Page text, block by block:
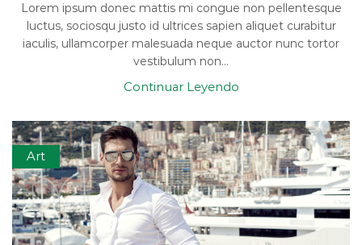
Lorem ipsum donec mattis mi congue non pellentesque
luctus, sociosqu justo id ultrices sapien aliquet curabitur
iaculis, ullamcorper malesuada neque auctor nunc tortor
vestibulum non...
Continuar Leyendo
Art